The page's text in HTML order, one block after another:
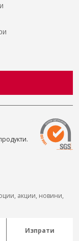
акции, новини,
Изпрати